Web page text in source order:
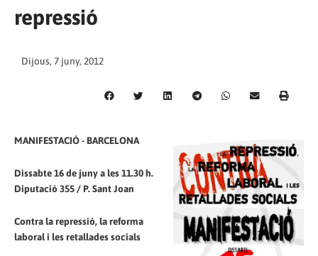
repressió
Dijous, 7 juny, 2012
MANIFESTACIÓ - BARCELONA
Dissabte 16 de juny a les 11.30 h.
Diputació 355 / P. Sant Joan
Contra la repressió, la reforma
laboral i les retallades socials